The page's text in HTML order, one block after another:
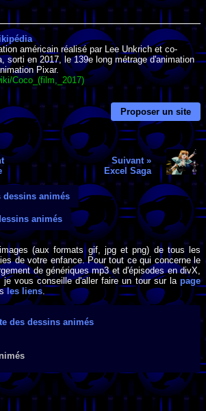
américain réalisé par Lee Unkrich et co-
sorti en 2017, le 139e long métrage d'animation
Pixar.
Coco_(film,_2017)
Proposer un site
Suivant »
Excel Saga
dessins animés
animés
(aux formats gif, jpg et png) de tous les
de votre enfance. Pour tout ce qui concerne le
de génériques mp3 et d'épisodes en divX,
vous conseille d'aller faire un tour sur la page
les liens
des dessins animés